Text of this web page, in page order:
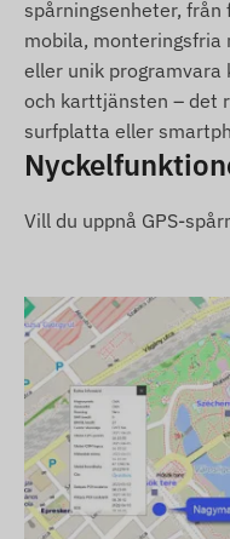
2G: Europa,
Om du endast
Om du köper
tillsammans med
levererar vi
programvara.
av SIM-kortet är
Om du köper både
oss, levererar vi
spårningsenheter,
mobila, monteringsfria
eller unik
och karttjänsten – det
surfplatta eller
Vill du uppnå GPS-